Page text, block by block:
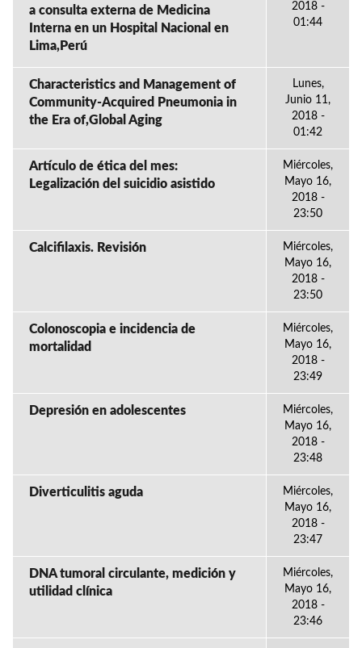
a consulta externa de Medicina
Interna en un Hospital Nacional en
Lima,Perú
2018 -
01:44
Characteristics and Management of
Community-Acquired Pneumonia in
the Era of,Global Aging
Lunes,
Junio 11,
2018 -
01:42
Artículo de ética del mes:
Legalización del suicidio asistido
Miércoles,
Mayo 16,
2018 -
23:50
Calcifilaxis. Revisión
Miércoles,
Mayo 16,
2018 -
23:50
Colonoscopia e incidencia de
mortalidad
Miércoles,
Mayo 16,
2018 -
23:49
Depresión en adolescentes
Miércoles,
Mayo 16,
2018 -
23:48
Diverticulitis aguda
Miércoles,
Mayo 16,
2018 -
23:47
DNA tumoral circulante, medición y
utilidad clínica
Miércoles,
Mayo 16,
2018 -
23:46